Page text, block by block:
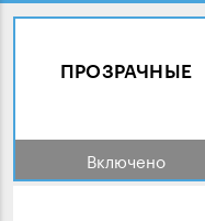
ПРОЗРАЧНЫЕ
Включено